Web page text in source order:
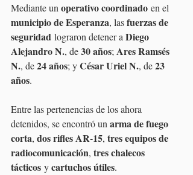
Mediante un operativo coordinado en el
municipio de Esperanza, las fuerzas de
seguridad lograron detener a Diego
Alejandro N., de 30 años; Ares Ramsés
N., de 24 años; y César Uriel N., de 23
años.
Entre las pertenencias de los ahora
detenidos, se encontró un arma de fuego
corta, dos rifles AR-15, tres equipos de
radiocomunicación, tres chalecos
tácticos y cartuchos útiles.